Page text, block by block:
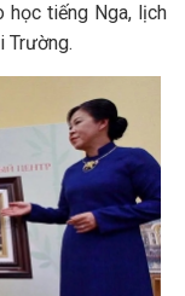
học tiếng Nga, lịch
Trường.